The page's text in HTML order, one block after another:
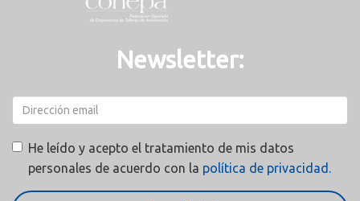
Newsletter:
He leído y acepto el tratamiento de mis datos
personales de acuerdo con la política de privacidad.